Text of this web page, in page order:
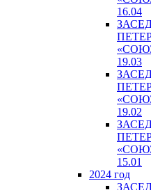
16.04
19.03
19.02
15.01
2024 год